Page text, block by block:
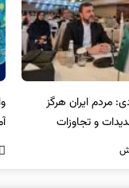
مردم ایران هرگز
و تجاوزات
و متحد و منسجم